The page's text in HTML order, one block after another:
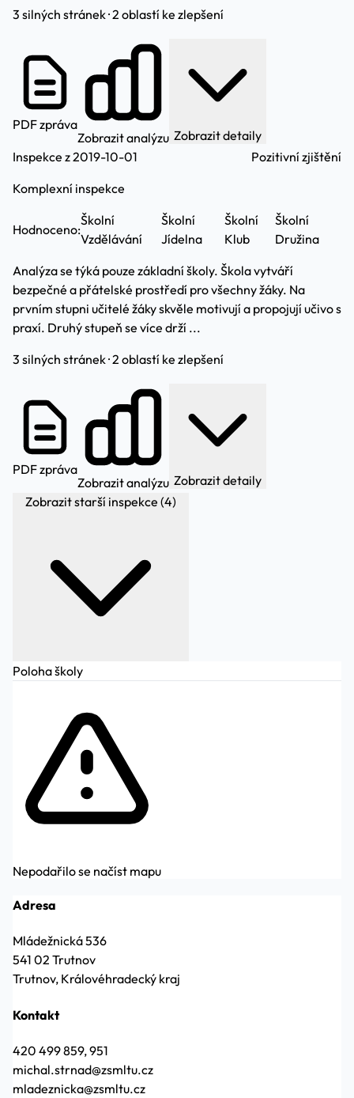
3 silných stránek · 2 oblastí ke zlepšení
PDF zpráva
Zobrazit analýzu Zobrazit detaily
Inspekce z 2019-10-01
Komplexní inspekce
Pozitivní zjištění
Hodnoceno:
Školní
Vzdělávání
Školní
Jídelna
Školní
Klub
Školní
Družina
Analýza se týká pouze základní školy. Škola vytváří
bezpečné a přátelské prostředí pro všechny žáky. Na
prvním stupni učitelé žáky skvěle motivují a propojují učivo s
praxí. Druhý stupeň se více drží ...
3 silných stránek · 2 oblastí ke zlepšení
PDF zpráva
Zobrazit analýzu Zobrazit detaily
Zobrazit starší inspekce (4)
Poloha školy
Nepodařilo se načíst mapu
Adresa
Mládežnická 536
541 02 Trutnov
Trutnov, Královéhradecký kraj
Kontakt
420 499 859, 951
michal.strnad@zsmltu.cz
mladeznicka@zsmltu.cz